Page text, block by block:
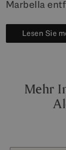
Marbella
Lesen Sie
Mehr